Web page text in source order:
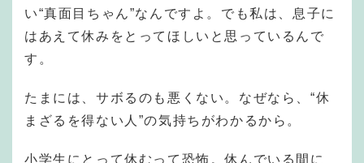
い“真面目ちゃん”なんですよ。でも私は、息子に
はあえて休みをとってほしいと思っているんで
す。
たまには、サボるのも悪くない。なぜなら、“休
まざるを得ない人”の気持ちがわかるから。
小学生にとって休むって恐怖。休んでいる間に